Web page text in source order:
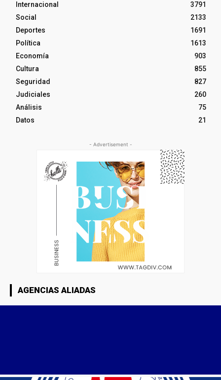
Internacional
3791
Social
2133
Deportes
1691
Política
1613
Economía
903
Cultura
855
Seguridad
827
Judiciales
260
Análisis
75
Datos
21
- Advertisement -
AGENCIAS ALIADAS